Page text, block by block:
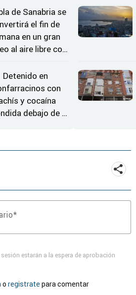
de Sanabria se
el fin de
en un gran
al aire libre con
Detenido en
con
y cocaína
debajo de la
estarán a la espera de aprobación
o registrate para comentar